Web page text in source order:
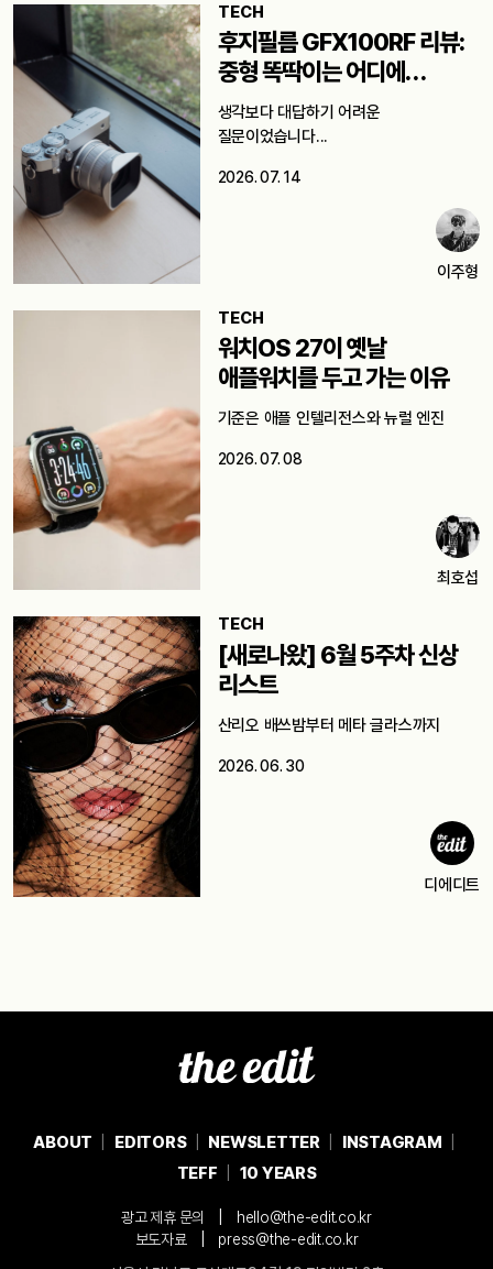
TECH
후지필름 GFX100RF 리뷰:
중형 똑딱이는 어디에
쓸까요?
생각보다 대답하기 어려운
질문이었습니다...
2026. 07. 14
이주형
TECH
워치OS 27이 옛날
애플워치를 두고 가는 이유
기준은 애플 인텔리전스와 뉴럴 엔진
2026. 07. 08
최호섭
TECH
[새로나왔] 6월 5주차 신상
리스트
산리오 배쓰밤부터 메타 글라스까지
2026. 06. 30
디에디트
ABOUT EDITORS NEWSLETTER
INSTAGRAM
TEFF
10 YEARS
광고 제휴 문의
hello@the-edit.co.kr
보도자료
press@the-edit.co.kr